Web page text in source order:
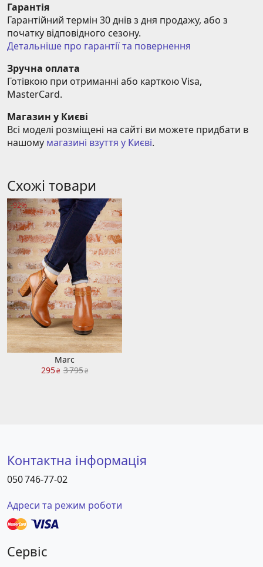
Гарантія
Гарантійний термін 30 днів з дня продажу, або з
початку відповідного сезону.
Детальніше про гарантії та повернення
Зручна оплата
Готівкою при отриманні або карткою Visa,
MasterCard.
Магазин у Києві
Всі моделі розміщені на сайті ви можете придбати в
нашому магазині взуття у Києві.
Схожі товари
-92%
Marc
295₴ 3 795₴
Контактна інформація
050 746-77-02
Адреси та режим роботи
Сервіс